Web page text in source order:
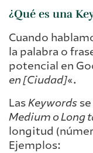
¿Qué es una
Cuando
la palabra o
potencial en
en [Ciudad]«.
LasKeywords
Medium o Long
longitud
Ejemplos: